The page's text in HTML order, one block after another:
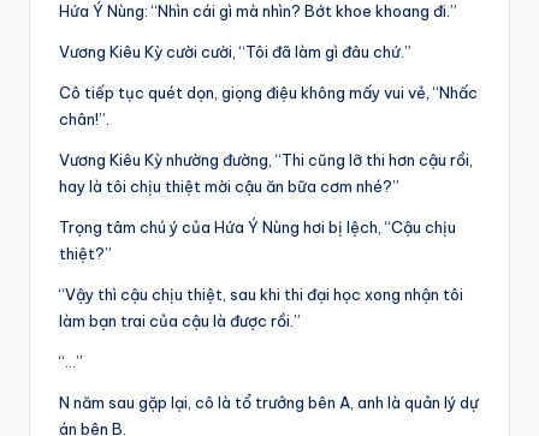
Hứa Ý Nùng: “Nhìn cái gì mà nhìn? Bớt khoe khoang đi.”
Vương Kiêu Kỳ cười cười, “Tôi đã làm gì đâu chứ.”
Cô tiếp tục quét dọn, giọng điệu không mấy vui vẻ, “Nhấc
chân!”.
Vương Kiêu Kỳ nhường đường, “Thi cũng lỡ thi hơn cậu rồi,
hay là tôi chịu thiệt mời cậu ăn bữa cơm nhé?”
Trọng tâm chú ý của Hứa Ý Nùng hơi bị lệch, “Cậu chịu
thiệt?”
“Vậy thì cậu chịu thiệt, sau khi thi đại học xong nhận tôi
làm bạn trai của cậu là được rồi.”
“…”
N năm sau gặp lại, cô là tổ trưởng bên A, anh là quản lý dự
án bên B.